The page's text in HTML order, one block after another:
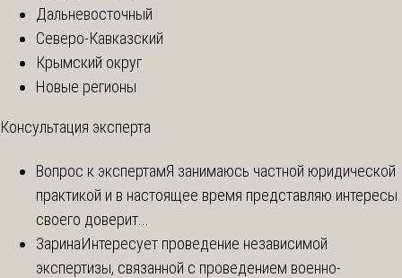
Дальневосточный
Северо-Кавказский
Крымский округ
Новые регионы
Консультация эксперта
Вопрос к экспертамЯ занимаюсь частной юридической
практикой и в настоящее время представляю интересы
своего доверит...
ЗаринаИнтересует проведение независимой
экспертизы, связанной с проведением военно-